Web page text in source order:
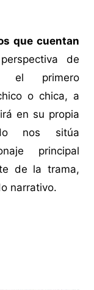
que cuentan
de
el primero
o chica, a
en su propia
nos sitúa
principal
de la trama,
narrativo.